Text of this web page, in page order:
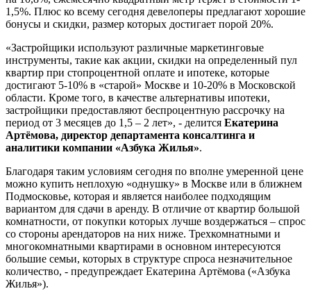
1,5%. Плюс ко всему сегодня девелоперы предлагают хорошие
бонусы и скидки, размер которых достигает порой 20%.
«Застройщики используют различные маркетинговые
инструменты, такие как акции, скидки на определенный пул
квартир при стопроцентной оплате и ипотеке, которые
достигают 5-10% в «старой» Москве и 10-20% в Московской
области. Кроме того, в качестве альтернативы ипотеки,
застройщики предоставляют беспроцентную рассрочку на
период от 3 месяцев до 1,5 – 2 лет», - делится Екатерина
Артёмова, директор департамента консалтинга и
аналитики компании «Азбука Жилья».
Благодаря таким условиям сегодня по вполне умеренной цене
можно купить неплохую «однушку» в Москве или в ближнем
Подмосковье, которая и является наиболее подходящим
вариантом для сдачи в аренду. В отличие от квартир большой
комнатности, от покупки которых лучше воздержаться – спрос
со стороны арендаторов на них ниже. Трехкомнатными и
многокомнатными квартирами в основном интересуются
большие семьи, которых в структуре спроса незначительное
количество, - предупреждает Екатерина Артёмова («Азбука
Жилья»).